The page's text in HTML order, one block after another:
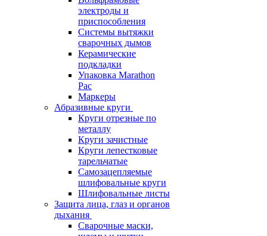
электроды и
приспособления
Системы вытяжки
сварочных дымов
Керамические
подкладки
Упаковка Marathon
Pac
Маркеры
Абразивные круги
Круги отрезные по
металлу
Круги зачистные
Круги лепестковые
тарельчатые
Самозацепляемые
шлифовальные круги
Шлифовальные листы
Защита лица, глаз и органов
дыхания
Сварочные маски,